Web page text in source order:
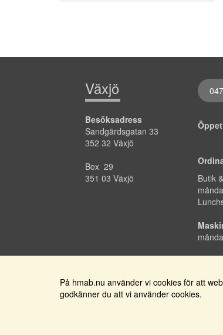
Växjö
Besöksadress
Sandgärdsgatan 33
352 32 Växjö
Box 29
351 03 Växjö
Butik
På hmab.nu använder vi cookies för att
godkänner du att vi använder cookies.